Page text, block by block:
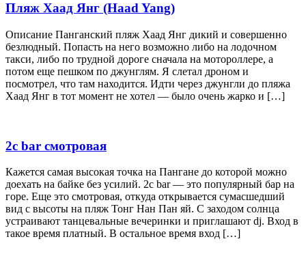
Пляж Хаад Янг (Haad Yang)
Описание Панганский пляж Хаад Янг дикий и совершенно
безлюдный. Попасть на него возможно либо на лодочном
такси, либо по трудной дороге сначала на мотороллере, а
потом еще пешком по джунглям. Я слетал дроном и
посмотрел, что там находится. Идти через джунгли до пляжа
Хаад Янг в тот момент не хотел — было очень жарко и […]
2c bar смотровая
Кажется самая высокая точка на Пангане до которой можно
доехать на байке без усилий. 2c bar — это популярный бар на
горе. Еще это смотровая, откуда открывается сумасшедший
вид с высоты на пляж Тонг Нан Пан яй. С заходом солнца
устраивают танцевальные вечеринки и приглашают dj. Вход в
такое время платный. В остальное время вход […]